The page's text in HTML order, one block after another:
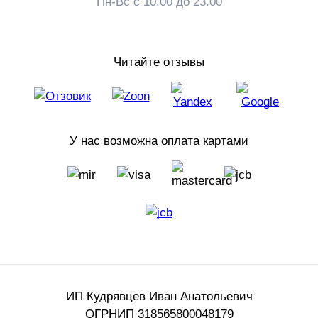
В магазине Sleep and Smile детская мебель отвечает
Выполнена из экологически чистых материалов
лаки и краски
Мебель имеет разнообразный дизайн от
классического до необычного
Для многих родителей крайне важно купить детскую
Читайте отзывы
У нас возможна оплата картами
ИП Кудрявцев Иван Анатольевич
ОГРНИП 318565800048179